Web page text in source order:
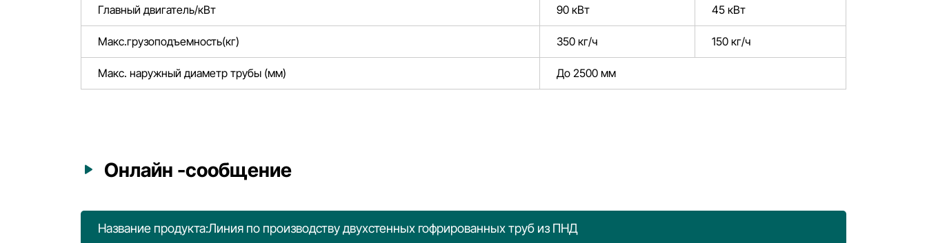
Главный двигатель/кВт 90 кВт 45 кВт
Макс.грузоподъемность(кг) 350 кг/ч 150 кг/ч
Макс. наружный диаметр трубы (мм) До 2500 мм
Онлайн -сообщение
Название продукта:Линия по производству двухстенных гофрированных труб из ПНД